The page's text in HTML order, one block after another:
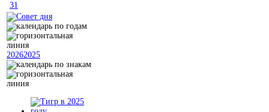
31
20262025